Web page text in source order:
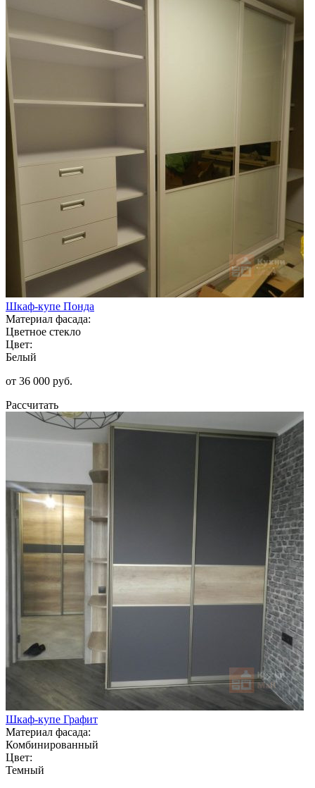
Шкаф-купе Понда
Материал фасада:
Цветное стекло
Цвет:
Белый
от 36 000 руб.
Рассчитать
Шкаф-купе Графит
Материал фасада:
Комбинированный
Цвет:
Темный